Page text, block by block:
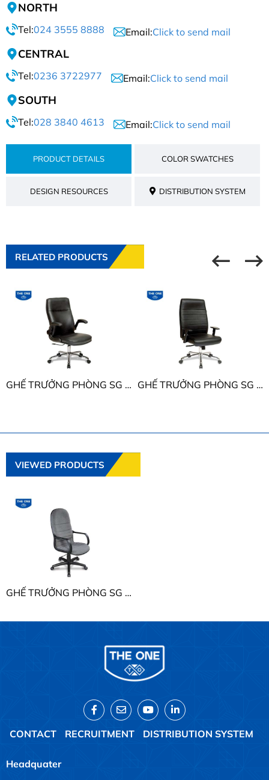
NORTH
Tel:024 3555 8888 Email:Click to send mail
CENTRAL
Tel:0236 3722977 Email:Click to send mail
SOUTH
Tel:028 3840 4613 Email:Click to send mail
PRODUCT DETAILS COLOR SWATCHES
DESIGN RESOURCES DISTRIBUTION SYSTEM
RELATED PRODUCTS
GHẾ TRƯỞNG PHÒNG SG THE ONE SG923 GHẾ TRƯỞNG PHÒNG SG THE ONE SG924
VIEWED PRODUCTS
GHẾ TRƯỞNG PHÒNG SG THE ONE SG702
CONTACT RECRUITMENT DISTRIBUTION SYSTEM
Headquater